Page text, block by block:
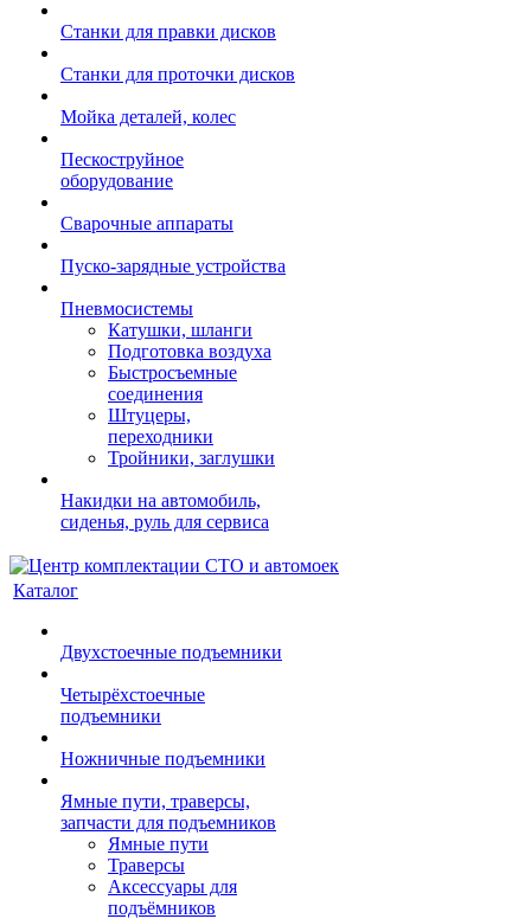
Станки для правки дисков
Станки для проточки дисков
Мойка деталей, колес
Пескоструйное
оборудование
Сварочные аппараты
Пуско-зарядные устройства
Пневмосистемы
Катушки, шланги
Подготовка воздуха
Быстросъемные
соединения
Штуцеры,
переходники
Тройники, заглушки
Накидки на автомобиль,
сиденья, руль для сервиса
Каталог
Двухстоечные подъемники
Четырёхстоечные
подъемники
Ножничные подъемники
Ямные пути, траверсы,
запчасти для подъемников
Ямные пути
Траверсы
Аксессуары для
подъёмников